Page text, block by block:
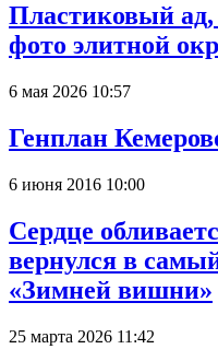
Пластиковый
фото элитной
6 мая 2026 10:57
Генплан
6 июня 2016 10:00
Сердце
вернулся в
«Зимней вишни»
25 марта 2026 11:42